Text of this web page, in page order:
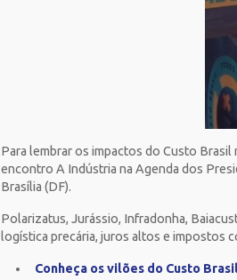
Para lembrar os impactos do Custo
encontro A Indústria na Agenda dos
Brasília (DF).
Polarizatus, Jurássio, Infradonha,
logística precária, juros altos e impostos
Conheça os vilões do Custo